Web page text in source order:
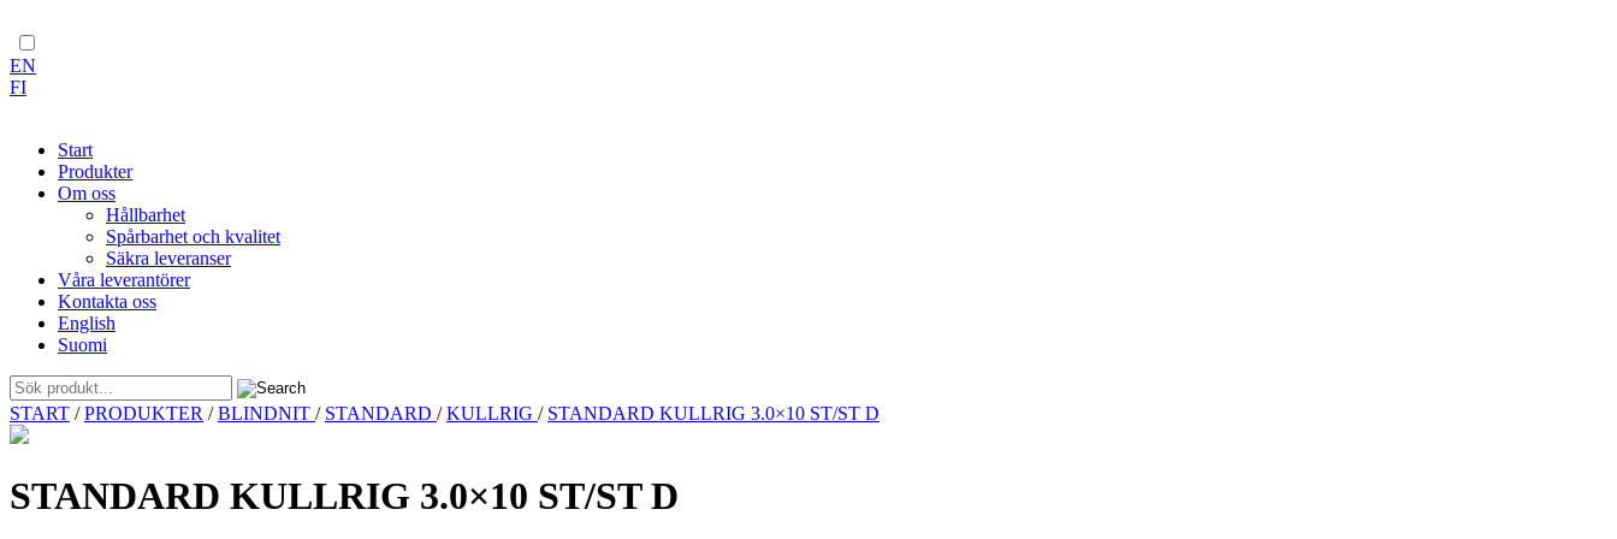
EN
FI
Start
Produkter
Om oss
Hållbarhet
Spårbarhet och kvalitet
Säkra leveranser
Våra leverantörer
Kontakta oss
English
Suomi
Skip
to
START /PRODUKTER /BLINDNIT / STANDARD /KULLRIG / STANDARD KULLRIG 3.0×10 ST/ST D
STANDARD KULLRIG 3.0×10 ST/ST D